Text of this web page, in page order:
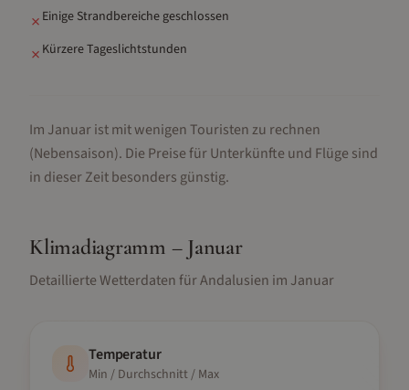
✗ Einige Strandbereiche geschlossen
✗ Kürzere Tageslichtstunden
Im Januar ist mit wenigen Touristen zu rechnen
(Nebensaison). Die Preise für Unterkünfte und Flüge sind
in dieser Zeit besonders günstig.
Klimadiagramm – Januar
Detaillierte Wetterdaten fürAndalusien im Januar
Temperatur
Min / Durchschnitt / Max